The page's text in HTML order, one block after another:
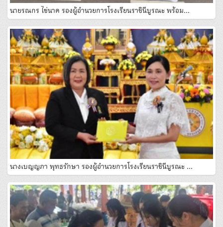
นายรณกร ไข่นาค รองผู้อํานวยการโรงเรียนราชินีบูรณะ พร้อม…
นางเบญญภา พุทธรักษา รองผู้อํานวยการโรงเรียนราชินีบูรณะ …